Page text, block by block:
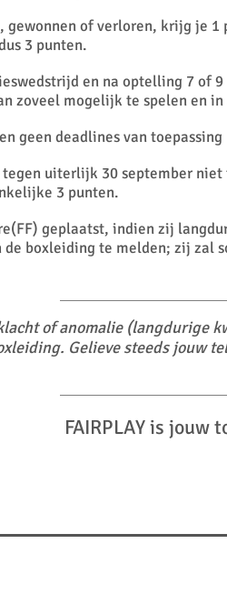
gewonnen of verloren, krijg je
3 punten.
en na optelling 7 of
zoveel mogelijk te spelen en
geen deadlines van toepassing
uiterlijk 30 september
3 punten.
geplaatst, indien zij
boxleiding te melden; zij zal
of anomalie (langdurige
Gelieve steeds jouw
FAIRPLAY is jouw